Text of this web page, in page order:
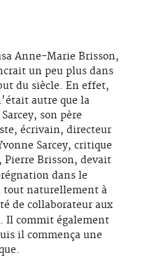
Anne-Marie Brisson,
un peu plus dans
du siècle. En effet,
autre que la
son père
écrivain, directeur
Sarcey, critique
Brisson, devait
dans le
tout naturellement à
de collaborateur aux
. Il commit également
il commença une